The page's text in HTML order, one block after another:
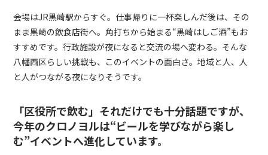
会場はJR黒崎駅からすぐ。仕事帰りに一杯楽しんだ後は、その
まま黒崎の飲食店街へ。角打ちから始まる“黒崎はしご酒”もお
すすめです。行政施設が夜になると交流の場へ変わる。そんな
八幡西区らしい挑戦も、このイベントの面白さ。地域と人、人
と人がつながる夜になりそうです。
「区役所で飲む」それだけでも十分話題ですが、
今年のクロノヨルは“ビールを学びながら楽し
む”イベントへ進化しています。